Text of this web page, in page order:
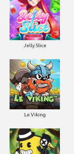
Jelly Slice
Le Viking